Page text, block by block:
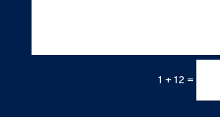
1 + 12 =